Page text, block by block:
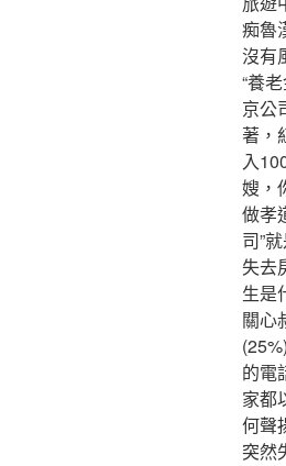
痴魯
沒有
“養
京公
著，
入
嫂，
做孝
司”
失去
生是
關心
的電
家都
何聲
突然